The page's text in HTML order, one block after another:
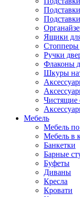
Ящики
Стопперы
Ручки
Флаконы
Шкуры
Чистящие
Мебель
Мебель
Мебель в
Банкетки
Барные
Буфеты
Диваны
Кресла
Кровати